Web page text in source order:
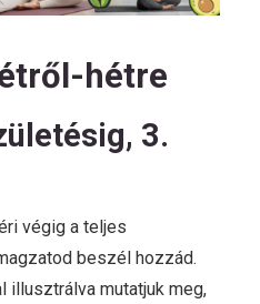
hétre
3.
végig a teljes
beszél hozzád.
illusztrálva mutatjuk meg,